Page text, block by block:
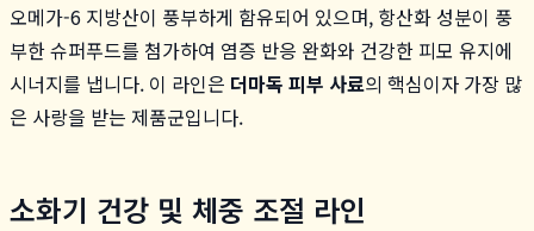
오메가-6 지방산이 풍부하게 함유되어 있으며, 항산화 성분이 풍
부한 슈퍼푸드를 첨가하여 염증 반응 완화와 건강한 피모 유지에
시너지를 냅니다. 이 라인은 더마독 피부 사료의 핵심이자 가장 많
은 사랑을 받는 제품군입니다.
소화기 건강 및 체중 조절 라인